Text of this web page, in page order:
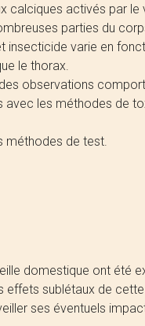
calciques activés par le
parties du
insecticide varie en
le thorax.
observations
avec les méthodes de
méthodes de test.
domestique ont été
sublétaux de cette
ses éventuels